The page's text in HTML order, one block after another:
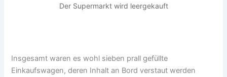
Der Supermarkt wird leergekauft
Insgesamt waren es wohl sieben prall gefüllte
Einkaufswagen, deren Inhalt an Bord verstaut werden